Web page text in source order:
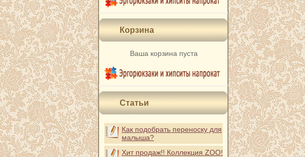
Корзина
Ваша корзина пуста
Статьи
Как подобрать переноску для
малыша?
Хит продаж!! Коллекция ZOO!